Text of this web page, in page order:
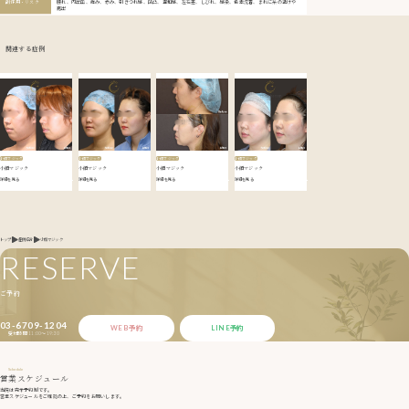
露出
関連する症例
小顔マジック
小顔マジック
詳細を見る
小顔マジック
小顔マジック
詳細を見る
小顔マジック
小顔マジック
詳細を見る
小顔マジック
小顔マジック
詳細を見る
トップ 症例紹介 小顔マジック
RESERVE
ご予約
03-6709-1204
受付時間 11:00〜19:30
WEB予約 LINE予約
Schedule
営業スケジュール
当院は完全予約制です。
営業スケジュールをご確認の上、ご予約をお願いします。